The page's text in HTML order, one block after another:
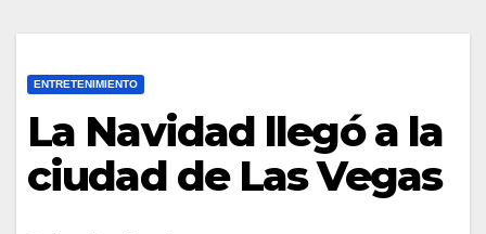
ENTRETENIMIENTO
La Navidad llegó a la
ciudad de Las Vegas